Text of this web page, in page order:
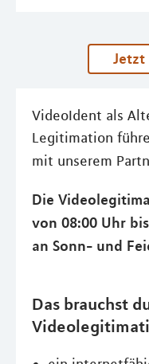
VideoIdent als
Legitimation
mit unserem
Die
von 08:00 Uhr
an Sonn- und
Das brauchst